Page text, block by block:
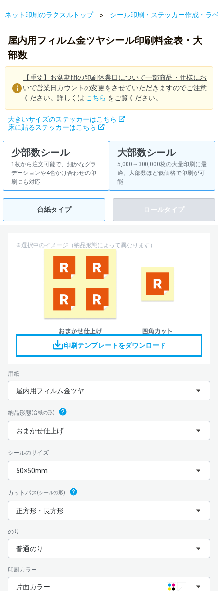
ネット印刷のラクスルトップ シール印刷・ステッカー作成・ラ
屋内用フィルム金ツヤシール印刷料金表・大
部数
【重要】お盆期間の印刷休業日について一部商品・仕様にお
いて営業日カウントの変更をさせていただきますのでご注意
ください。詳しくは こちら をご覧ください。
大きいサイズのステッカーはこちら
床に貼るステッカーはこちら
少部数シール
1枚から注文可能で、細かなグラ
デーションや4色かけ合わせの印
刷にも対応
大部数シール
5,000～300,000枚の大量印刷に最
適。大部数ほど低価格で印刷が可
能
台紙タイプ ロールタイプ
※選択中のイメージ（納品形態によって異なります）
印刷テンプレートをダウンロード
用紙
屋内用フィルム金ツヤ
納品形態(台紙の形)
おまかせ仕上げ
シールのサイズ
50×50mm
カットパス(シールの形)
正方形・長方形
のり
普通のり
印刷カラー
片面カラー